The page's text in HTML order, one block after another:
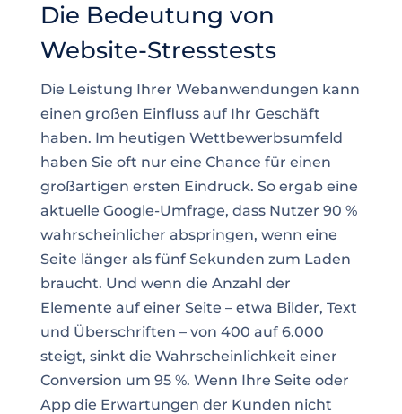
Die Bedeutung von
Website-Stresstests
Die Leistung Ihrer Webanwendungen kann
einen großen Einfluss auf Ihr Geschäft
haben. Im heutigen Wettbewerbsumfeld
haben Sie oft nur eine Chance für einen
großartigen ersten Eindruck. So ergab eine
aktuelle Google-Umfrage, dass Nutzer 90 %
wahrscheinlicher abspringen, wenn eine
Seite länger als fünf Sekunden zum Laden
braucht. Und wenn die Anzahl der
Elemente auf einer Seite – etwa Bilder, Text
und Überschriften – von 400 auf 6.000
steigt, sinkt die Wahrscheinlichkeit einer
Conversion um 95 %. Wenn Ihre Seite oder
App die Erwartungen der Kunden nicht